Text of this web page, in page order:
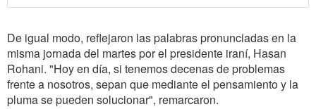
De igual modo, reflejaron las palabras pronunciadas en la
misma jornada del martes por el presidente iraní, Hasan
Rohani. "Hoy en día, si tenemos decenas de problemas
frente a nosotros, sepan que mediante el pensamiento y la
pluma se pueden solucionar", remarcaron.